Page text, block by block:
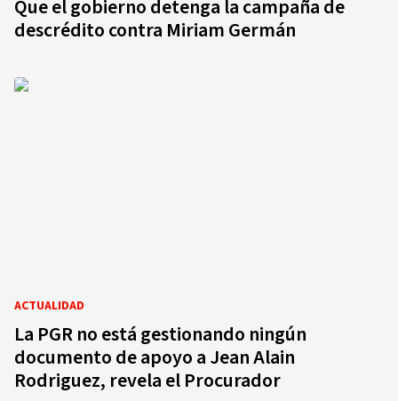
Que el gobierno detenga la campaña de
descrédito contra Miriam Germán
ACTUALIDAD
La PGR no está gestionando ningún
documento de apoyo a Jean Alain
Rodriguez, revela el Procurador